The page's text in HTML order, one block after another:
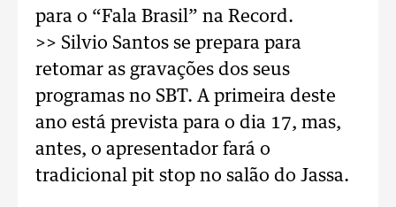
para o “Fala Brasil” na Record.
>> Silvio Santos se prepara para
retomar as gravações dos seus
programas no SBT. A primeira deste
ano está prevista para o dia 17, mas,
antes, o apresentador fará o
tradicional pit stop no salão do Jassa.